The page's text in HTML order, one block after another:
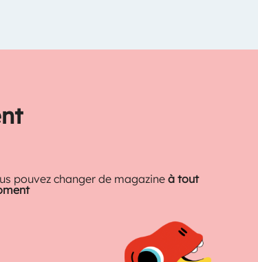
pouvez changer de magazine à tout